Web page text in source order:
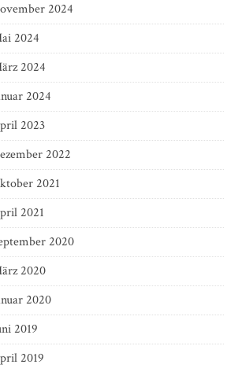
2024
2024
2024
2024
2023
2022
2021
2021
2020
2020
2020
2019
2019